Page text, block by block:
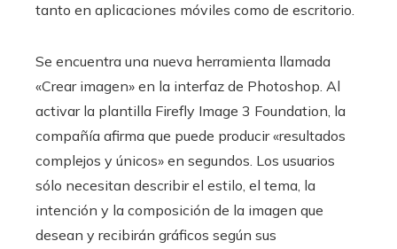
tanto en aplicaciones móviles como de escritorio.
Se encuentra una nueva herramienta llamada
«Crear imagen» en la interfaz de Photoshop. Al
activar la plantilla Firefly Image 3 Foundation, la
compañía afirma que puede producir «resultados
complejos y únicos» en segundos. Los usuarios
sólo necesitan describir el estilo, el tema, la
intención y la composición de la imagen que
desean y recibirán gráficos según sus